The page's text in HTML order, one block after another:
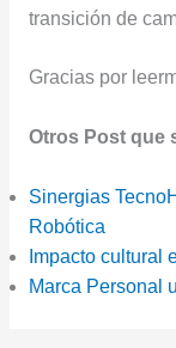
transición de
Gracias por
Otros Post que
Sinergias
Robótica
Impacto cultural
Marca Personal